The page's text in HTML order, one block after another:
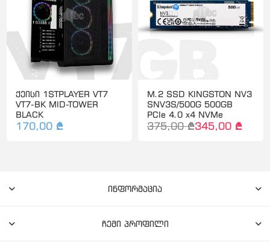
ქეისი 1STPLAYER VT7
VT7-BK MID-TOWER
BLACK
170,00 ₾
M.2 SSD KINGSTON NV3
SNV3S/500G 500GB
PCIe 4.0 x4 NVMe
375,00 ₾345,00 ₾
ინფორმაცია
ჩემი პროფილი